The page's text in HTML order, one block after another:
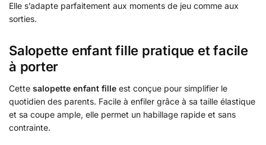
Elle s’adapte parfaitement aux moments de jeu comme aux
sorties.
Salopette enfant fille pratique et facile
à porter
Cette salopette enfant fille est conçue pour simplifier le
quotidien des parents. Facile à enfiler grâce à sa taille élastique
et sa coupe ample, elle permet un habillage rapide et sans
contrainte.